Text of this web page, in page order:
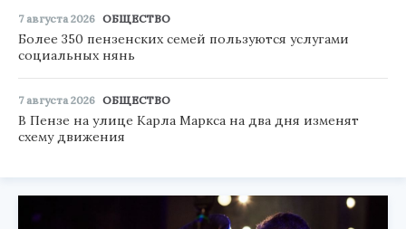
7 августа 2026 ОБЩЕСТВО
Более 350 пензенских семей пользуются услугами
социальных нянь
7 августа 2026 ОБЩЕСТВО
В Пензе на улице Карла Маркса на два дня изменят
схему движения